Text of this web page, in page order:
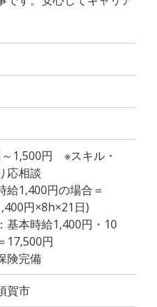
1,500円 ※スキル・
応相談
1,400円の場合＝
円×8h×21日)
本時給1,400円・10
17,500円
険完備
賀市